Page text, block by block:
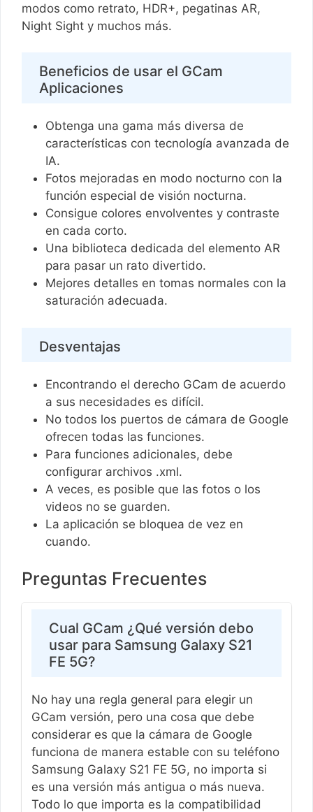
modos como retrato, HDR+, pegatinas AR,
Night Sight y muchos más.
Beneficios de usar el GCam
Aplicaciones
Obtenga una gama más diversa de
características con tecnología avanzada de
IA.
Fotos mejoradas en modo nocturno con la
función especial de visión nocturna.
Consigue colores envolventes y contraste
en cada corto.
Una biblioteca dedicada del elemento AR
para pasar un rato divertido.
Mejores detalles en tomas normales con la
saturación adecuada.
Desventajas
Encontrando el derecho GCam de acuerdo
a sus necesidades es difícil.
No todos los puertos de cámara de Google
ofrecen todas las funciones.
Para funciones adicionales, debe
configurar archivos .xml.
A veces, es posible que las fotos o los
videos no se guarden.
La aplicación se bloquea de vez en
cuando.
Preguntas Frecuentes
Cual GCam ¿Qué versión debo
usar para Samsung Galaxy S21
FE 5G?
No hay una regla general para elegir un
GCam versión, pero una cosa que debe
considerar es que la cámara de Google
funciona de manera estable con su teléfono
Samsung Galaxy S21 FE 5G, no importa si
es una versión más antigua o más nueva.
Todo lo que importa es la compatibilidad